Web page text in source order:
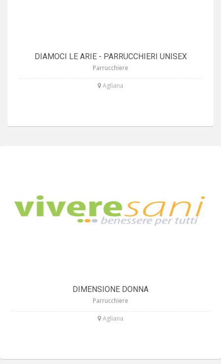
DIAMOCI LE ARIE - PARRUCCHIERI UNISEX
Parrucchiere
Agliana
DIMENSIONE DONNA
Parrucchiere
Agliana